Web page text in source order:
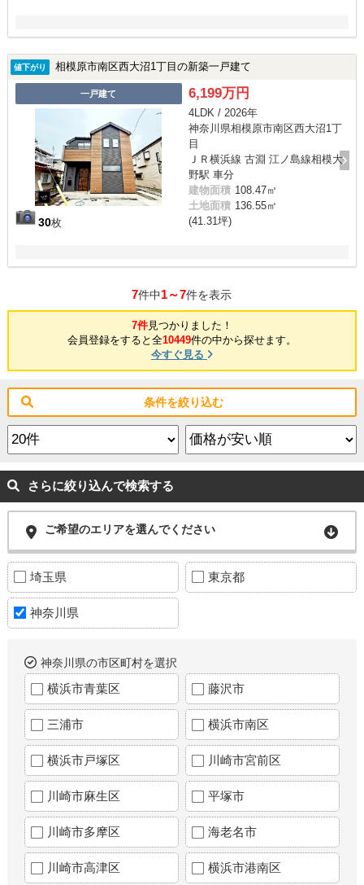
値下がり 相模原市南区西大沼1丁目の新築一戸建て
一戸建て
30枚
6,199万円
4LDK / 2026年
神奈川県相模原市南区西大沼1丁
目
ＪＲ横浜線 古淵 江ノ島線相模大
野駅 車分
建物面積 108.47㎡
土地面積 136.55㎡
(41.31坪)
7件中1～7件を表示
7件見つかりました！
会員登録をすると全10449件の中から探せます。
今すぐ見る
条件を絞り込む
さらに絞り込んで検索する
ご希望のエリアを選んでください
埼玉県 東京都
神奈川県
神奈川県の市区町村を選択
横浜市青葉区 藤沢市
三浦市 横浜市南区
横浜市戸塚区 川崎市宮前区
川崎市麻生区 平塚市
川崎市多摩区 海老名市
川崎市高津区 横浜市港南区